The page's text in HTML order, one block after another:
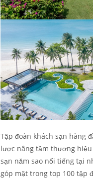
Tập đoàn khách sạn hàng
lược nâng tầm thương
sạn năm sao nổi tiếng tại
góp mặt trong top 100 tập